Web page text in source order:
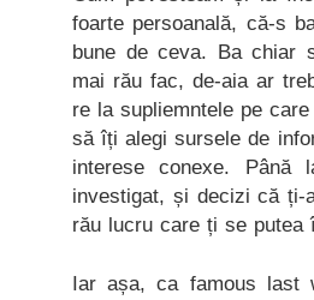
foarte persoanală, că-s
bune de ceva. Ba chiar
mai rău fac, de-aia ar
re la supliemntele pe
să îți alegi sursele de
interese conexe.
investigat, și decizi că
rău lucru care ți se putea
Iar așa, ca famous last